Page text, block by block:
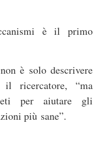
è il primo
è solo descrivere
il ricercatore, “ma
per aiutare gli
più sane”.